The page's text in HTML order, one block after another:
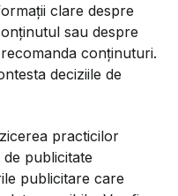
clare despre
sau despre
conţinuturi.
deciziile de
practicilor
publicitate
publicitare care